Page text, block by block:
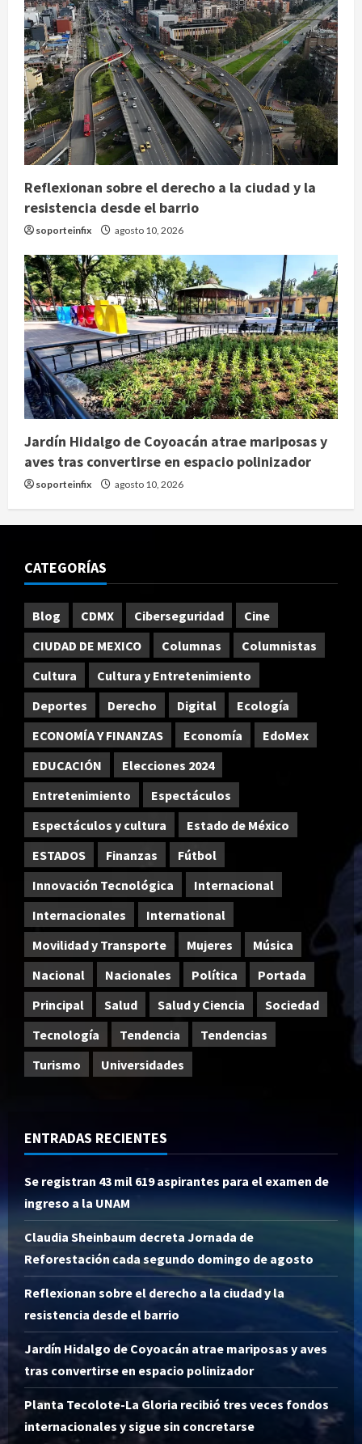
Reflexionan sobre el derecho a la ciudad y la
resistencia desde el barrio
soporteinfix agosto 10, 2026
Jardín Hidalgo de Coyoacán atrae mariposas y
aves tras convertirse en espacio polinizador
soporteinfix agosto 10, 2026
CATEGORÍAS
Blog CDMX Ciberseguridad
Cine
CIUDAD DE MEXICO
Columnas
Columnistas
Cultura
Cultura y Entretenimiento
Deportes
Derecho Digital
Ecología
ECONOMÍA Y FINANZAS
Economía
EdoMex
EDUCACIÓN
Elecciones 2024
Entretenimiento
Espectáculos
Espectáculos y cultura
Estado de México
ESTADOS
Finanzas
Fútbol
Innovación Tecnológica
Internacional
Internacionales
International
Movilidad y Transporte
Mujeres
Música
Nacional
Nacionales Política
Portada
Principal
Salud Salud y Ciencia
Sociedad
Tecnología
Tendencia
Tendencias
Turismo
Universidades
ENTRADAS RECIENTES
Se registran 43 mil 619 aspirantes para el examen de
ingreso a la UNAM
Claudia Sheinbaum decreta Jornada de
Reforestación cada segundo domingo de agosto
Reflexionan sobre el derecho a la ciudad y la
resistencia desde el barrio
Jardín Hidalgo de Coyoacán atrae mariposas y aves
tras convertirse en espacio polinizador
Planta Tecolote-La Gloria recibió tres veces fondos
internacionales y sigue sin concretarse